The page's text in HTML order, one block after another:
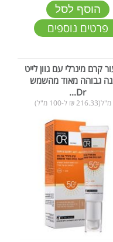
הוסף לסל
פרטים נוספים
קרם מינרלי עם גוון לייט
גבוהה מאוד מהשמש
Dr...